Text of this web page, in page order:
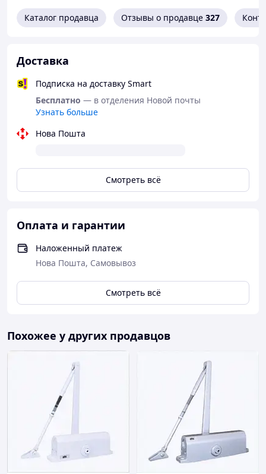
Каталог продавца Отзывы о продавце 327
Доставка
Подписка на доставку Smart
Бесплатно — в отделения Новой почты
Узнать больше
Нова Пошта
Смотреть всё
Оплата и гарантии
Наложенный платеж
Нова Пошта, Самовывоз
Смотреть всё
Похожее у других продавцов